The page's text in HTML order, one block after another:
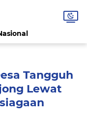
Tangguh
Lewat